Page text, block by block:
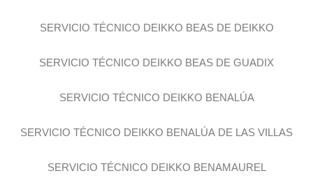
SERVICIO TÉCNICO DEIKKO BEAS DE DEIKKO
SERVICIO TÉCNICO DEIKKO BEAS DE GUADIX
SERVICIO TÉCNICO DEIKKO BENALÚA
SERVICIO TÉCNICO DEIKKO BENALÚA DE LAS VILLAS
SERVICIO TÉCNICO DEIKKO BENAMAUREL